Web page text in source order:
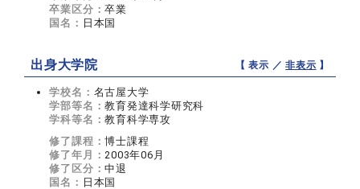
卒業区分：卒業
国名： 日本国
出身大学院 【 表示 ／非表示 】
学校名： 名古屋大学
学部等名：教育発達科学研究科
学科等名：教育科学専攻
修了課程：博士課程
修了年月： 2003年06月
修了区分：中退
国名： 日本国